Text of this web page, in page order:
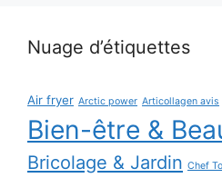
Nuage d’étiquettes
Air fryer Arctic power Articollagen avis
Bien-être &
Bricolage & Jardin Chef